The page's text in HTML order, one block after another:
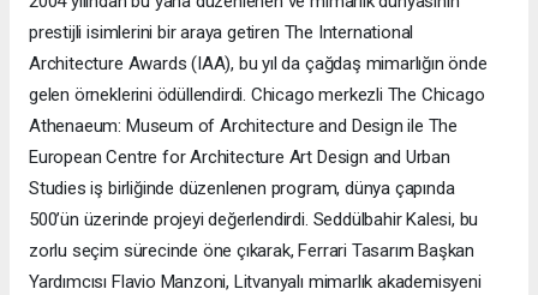
prestijli isimlerini bir araya getiren The International
Architecture Awards (IAA), bu yıl da çağdaş mimarlığın önde
gelen örneklerini ödüllendirdi. Chicago merkezli The Chicago
Athenaeum: Museum of Architecture and Design ile The
European Centre for Architecture Art Design and Urban
Studies iş birliğinde düzenlenen program, dünya çapında
500’ün üzerinde projeyi değerlendirdi. Seddülbahir Kalesi, bu
zorlu seçim sürecinde öne çıkarak, Ferrari Tasarım Başkan
Yardımcısı Flavio Manzoni, Litvanyalı mimarlık akademisyeni